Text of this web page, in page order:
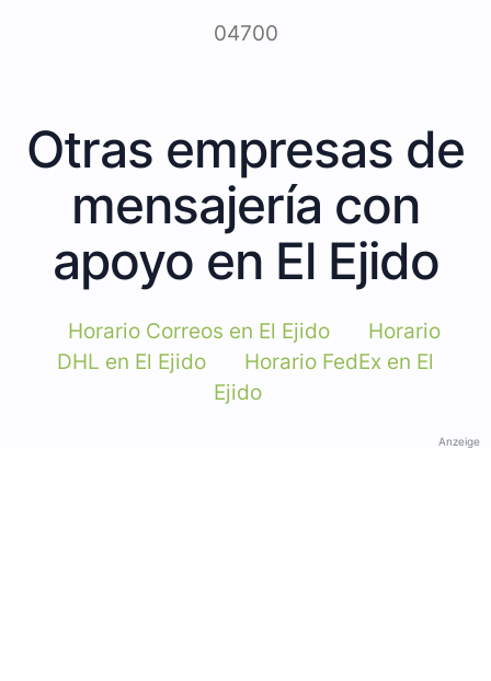
04700
Otras empresas de
mensajería con
apoyo en El Ejido
Horario Correos en El Ejido
Horario
DHL en El Ejido
Horario FedEx en El
Ejido
Anzeige